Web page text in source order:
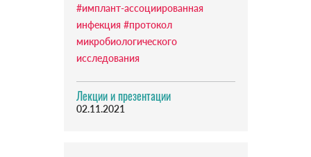
#имплант-ассоциированная
инфекция #протокол
микробиологического
исследования
Лекции и презентации
02.11.2021